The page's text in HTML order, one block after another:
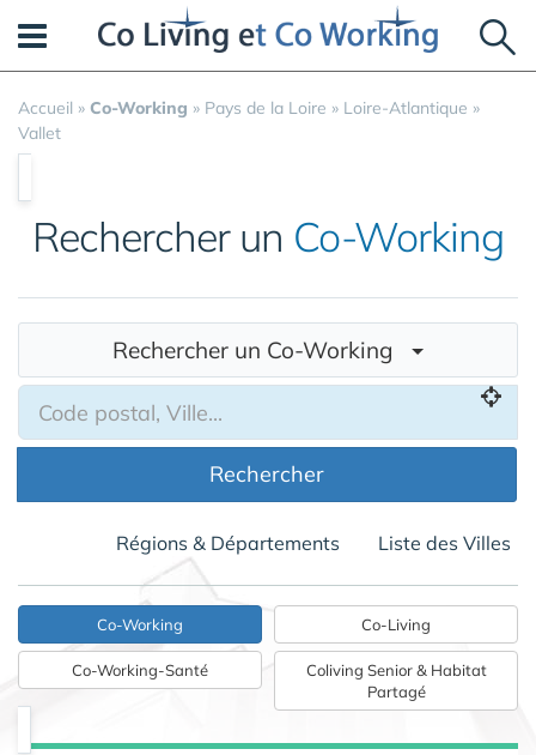
Accueil » Co-Working » Pays de la Loire » Loire-Atlantique »
Vallet
Rechercher un Co-Working
Rechercher un Co-Working
Rechercher
Régions & Départements Liste des Villes
Co-Working
Co-Working-Santé
Co-Living
Coliving Senior & Habitat
Partagé
Panneau de gestion des cookies